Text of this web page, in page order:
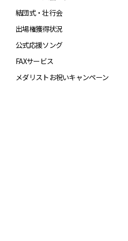
結団式・壮行会
出場権獲得状況
公式応援ソング
FAXサービス
メダリストお祝いキャンペーン